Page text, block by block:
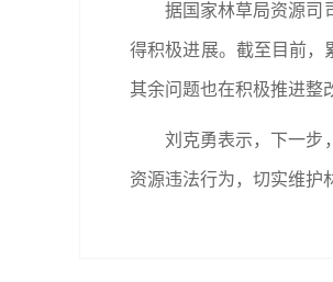
据国家林草局资源司
得积极进展。截至目前，
其余问题也在积极推进整
刘克勇表示，下一步
资源违法行为，切实维护